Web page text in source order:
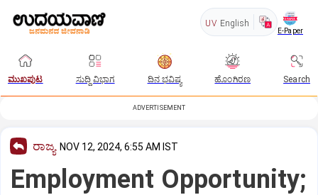
UV English
E-Paper
ಮುಖಪುಟ ಸುದ್ದಿ ವಿಭಾಗ ದಿನ ಭವಿಷ್ಯ ಹೊಂಗಿರಣ Search
ADVERTISEMENT
ರಾಜ್ಯ NOV 12, 2024, 6:55 AM IST
Employment Opportunity;